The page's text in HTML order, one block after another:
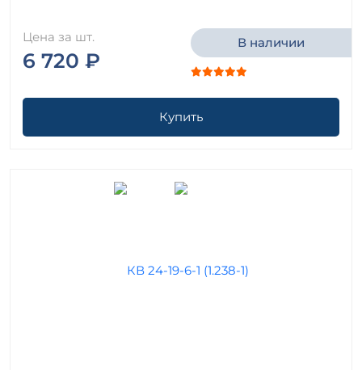
Цена за шт.
6 720 ₽
В наличии
Купить